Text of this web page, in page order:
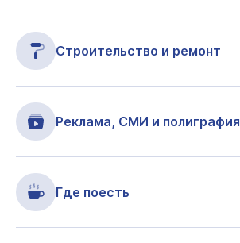
Строительство и ремонт
Реклама, СМИ и полиграфия
Где поесть